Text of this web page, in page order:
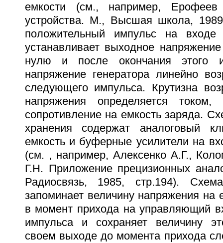
емкости (см., например,
устройства. М., Высшая школа,
положительный импульс на входе
устанавливает выходное
нулю и после окончания этого
напряжение генератора линейно
следующего импульса. Крутизна
напряжения определяется
сопротивление на емкость заряда.
хранения содержат аналоговый
емкость и буферные усилители на
(см. , например, Алексенко А.Г.,
Г.Н. Приложение прецизионных
Радиосвязь, 1985, стр.194).
запоминает величину напряжения на
в момент прихода на управляющий
импульса и сохраняет величину
своем выходе до момента прихода